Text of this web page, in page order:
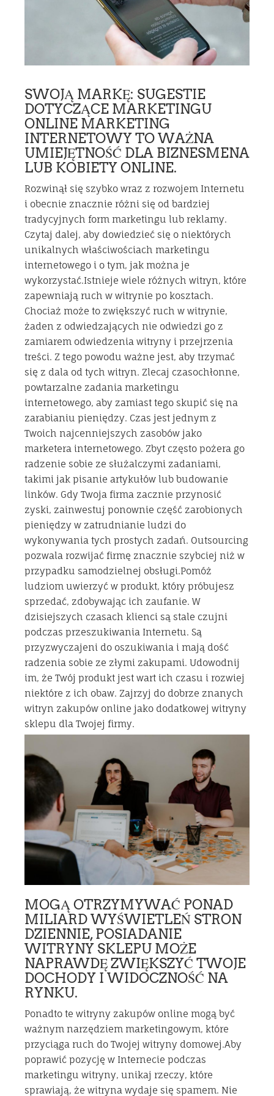
SWOJĄ MARKĘ: SUGESTIE
DOTYCZĄCE MARKETINGU
ONLINE MARKETING
INTERNETOWY TO WAŻNA
UMIEJĘTNOŚĆ DLA BIZNESMENA
LUB KOBIETY ONLINE.
Rozwinął się szybko wraz z rozwojem Internetu
i obecnie znacznie różni się od bardziej
tradycyjnych form marketingu lub reklamy.
Czytaj dalej, aby dowiedzieć się o niektórych
unikalnych właściwościach marketingu
internetowego i o tym, jak można je
wykorzystać.Istnieje wiele różnych witryn, które
zapewniają ruch w witrynie po kosztach.
Chociaż może to zwiększyć ruch w witrynie,
żaden z odwiedzających nie odwiedzi go z
zamiarem odwiedzenia witryny i przejrzenia
treści. Z tego powodu ważne jest, aby trzymać
się z dala od tych witryn. Zlecaj czasochłonne,
powtarzalne zadania marketingu
internetowego, aby zamiast tego skupić się na
zarabianiu pieniędzy. Czas jest jednym z
Twoich najcenniejszych zasobów jako
marketera internetowego. Zbyt często pożera go
radzenie sobie ze służalczymi zadaniami,
takimi jak pisanie artykułów lub budowanie
linków. Gdy Twoja firma zacznie przynosić
zyski, zainwestuj ponownie część zarobionych
pieniędzy w zatrudnianie ludzi do
wykonywania tych prostych zadań. Outsourcing
pozwala rozwijać firmę znacznie szybciej niż w
przypadku samodzielnej obsługi.Pomóż
ludziom uwierzyć w produkt, który próbujesz
sprzedać, zdobywając ich zaufanie. W
dzisiejszych czasach klienci są stale czujni
podczas przeszukiwania Internetu. Są
przyzwyczajeni do oszukiwania i mają dość
radzenia sobie ze złymi zakupami. Udowodnij
im, że Twój produkt jest wart ich czasu i rozwiej
niektóre z ich obaw. Zajrzyj do dobrze znanych
witryn zakupów online jako dodatkowej witryny
sklepu dla Twojej firmy.
MOGĄ OTRZYMYWAĆ PONAD
MILIARD WYŚWIETLEŃ STRON
DZIENNIE, POSIADANIE
WITRYNY SKLEPU MOŻE
NAPRAWDĘ ZWIĘKSZYĆ TWOJE
DOCHODY I WIDOCZNOŚĆ NA
RYNKU.
Ponadto te witryny zakupów online mogą być
ważnym narzędziem marketingowym, które
przyciąga ruch do Twojej witryny domowej.Aby
poprawić pozycję w Internecie podczas
marketingu witryny, unikaj rzeczy, które
sprawiają, że witryna wydaje się spamem. Nie